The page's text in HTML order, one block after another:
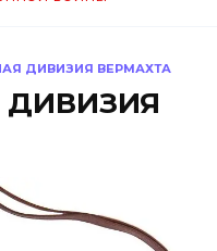
ДИВИЗИЯ ВЕРМАХТА
ДИВИЗИЯ